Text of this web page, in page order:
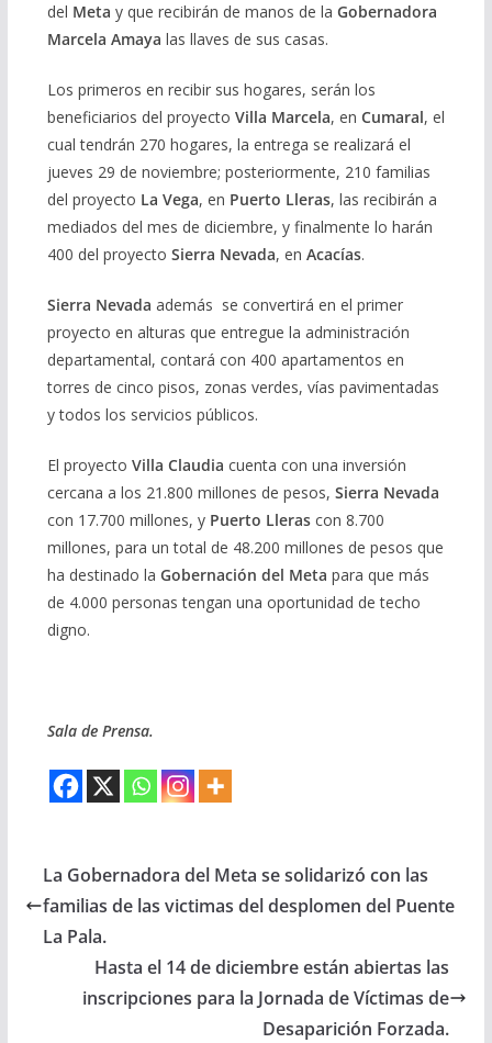
del Meta y que recibirán de manos de la Gobernadora
Marcela Amaya las llaves de sus casas.
Los primeros en recibir sus hogares, serán los
beneficiarios del proyecto Villa Marcela, en Cumaral, el
cual tendrán 270 hogares, la entrega se realizará el
jueves 29 de noviembre; posteriormente, 210 familias
del proyecto La Vega, en Puerto Lleras, las recibirán a
mediados del mes de diciembre, y finalmente lo harán
400 del proyecto Sierra Nevada, en Acacías.
Sierra Nevada además se convertirá en el primer
proyecto en alturas que entregue la administración
departamental, contará con 400 apartamentos en
torres de cinco pisos, zonas verdes, vías pavimentadas
y todos los servicios públicos.
El proyecto Villa Claudia cuenta con una inversión
cercana a los 21.800 millones de pesos, Sierra Nevada
con 17.700 millones, y Puerto Llerascon 8.700
millones, para un total de 48.200 millones de pesos que
ha destinado la Gobernación del Meta para que más
de 4.000 personas tengan una oportunidad de techo
digno.
Sala de Prensa.
La Gobernadora del Meta se solidarizó con las
familias de las victimas del desplomen del Puente
La Pala.
Hasta el 14 de diciembre están abiertas las
inscripciones para la Jornada de Víctimas de
Desaparición Forzada.